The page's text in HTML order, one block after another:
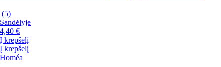
(5)
Sandėlyje
4,40 €
Į krepšelį
Į krepšelį
Homéa